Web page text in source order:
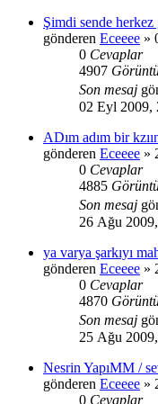
Şimdi sende
gönderen Eceeee »
0 Cevaplar
4907
Son mesaj
02 Eyl 2009,
ADım adım bir
gönderen Eceeee »
0 Cevaplar
4885
Son mesaj
26 Ağu
ya varya şarkıyı
gönderen Eceeee »
0 Cevaplar
4870
Son mesaj
25 Ağu
Nesrin YapıMM /
gönderen Eceeee »
0 Cevaplar